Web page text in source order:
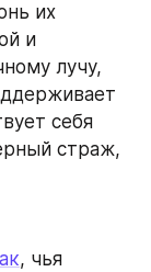
их
и
себя
страж,
, чья